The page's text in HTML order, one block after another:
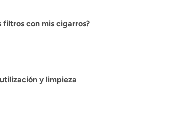
filtros con mis cigarros?
y limpieza